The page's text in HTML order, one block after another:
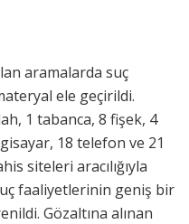
aramalarda suç
ele geçirildi.
1 tabanca, 8 fişek, 4
18 telefon ve 21
siteleri aracılığıyla
faaliyetlerinin geniş bir
Gözaltına alınan